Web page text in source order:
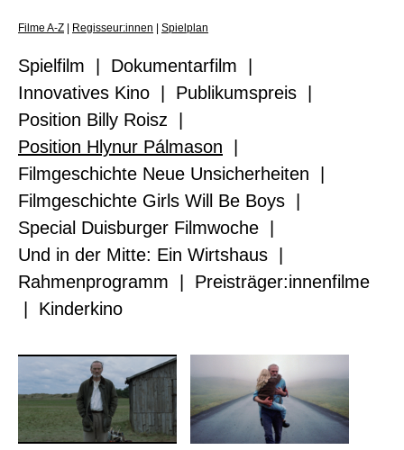
Filme A-Z Regisseur:innen Spielplan
Spielfilm Dokumentarfilm
Innovatives Kino
Publikumspreis
Position Billy Roisz
Position Hlynur Pálmason
Filmgeschichte Neue Unsicherheiten
Filmgeschichte Girls Will Be Boys
Special Duisburger Filmwoche
Und in der Mitte: Ein Wirtshaus
Rahmenprogramm
Preisträger:innenfilme
Kinderkino